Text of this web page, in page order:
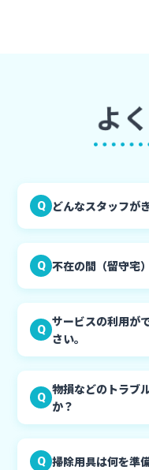
Q どんなスタッフが
Q 不在の間（留守宅
Q
サービスの利用が
さい。
Q
物損などのトラブ
か？
Q 掃除用具は何を準